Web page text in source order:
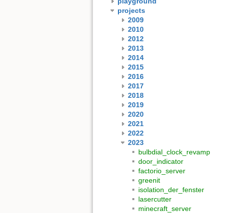
projects
2009
2010
2012
2013
2014
2015
2016
2017
2018
2019
2020
2021
2022
2023
bulbdial_clock_revamp
door_indicator
factorio_server
greenit
isolation_der_fenster
lasercutter
minecraft_server